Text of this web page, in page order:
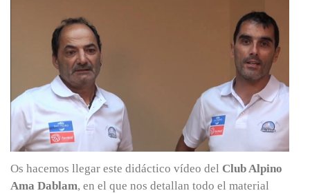
Os hacemos llegar este didáctico vídeo del Club Alpino
Ama Dablam, en el que nos detallan todo el material